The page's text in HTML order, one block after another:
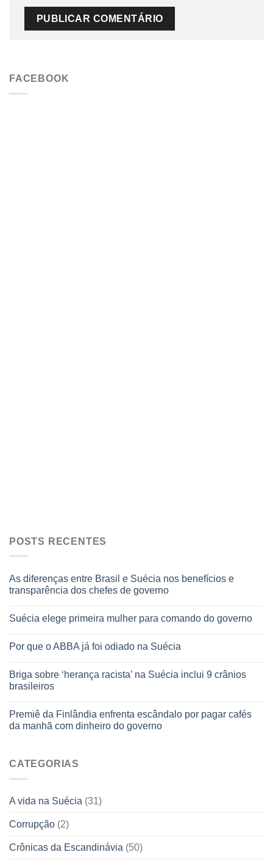
FACEBOOK
POSTS RECENTES
As diferenças entre Brasil e Suécia nos benefícios e
transparência dos chefes de governo
Suécia elege primeira mulher para comando do governo
Por que o ABBA já foi odiado na Suécia
Briga sobre ‘herança racista’ na Suécia inclui 9 crânios
brasileiros
Premiê da Finlândia enfrenta escândalo por pagar cafés
da manhã com dinheiro do governo
CATEGORIAS
A vida na Suécia (31)
Corrupção (2)
Crônicas da Escandinávia (50)